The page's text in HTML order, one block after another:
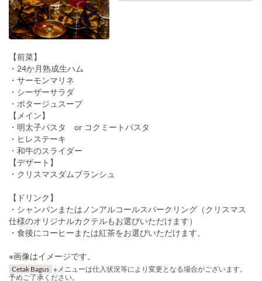
【前菜】
・24か月熟成生ハム
・サーモンマリネ
・シーザーサラダ
・ポタージュスープ
【メイン】
・明太子パスタ or コクミートパスタ
・ヒレステーキ
・和牛のスライダー
【デザート】
・クリスマスダムブランシュ
【ドリンク】
・シャンパンまたはノンアルコールスパークリング（クリスマス
仕様のオリジナルカクテルもお選びいただけます）
・食後にコーヒーまたは紅茶をお選びいただけます。
※画像はイメージです。
Cetak Bagus ※メニューは仕入状況等により変更となる場合がございます。
予めご了承ください。